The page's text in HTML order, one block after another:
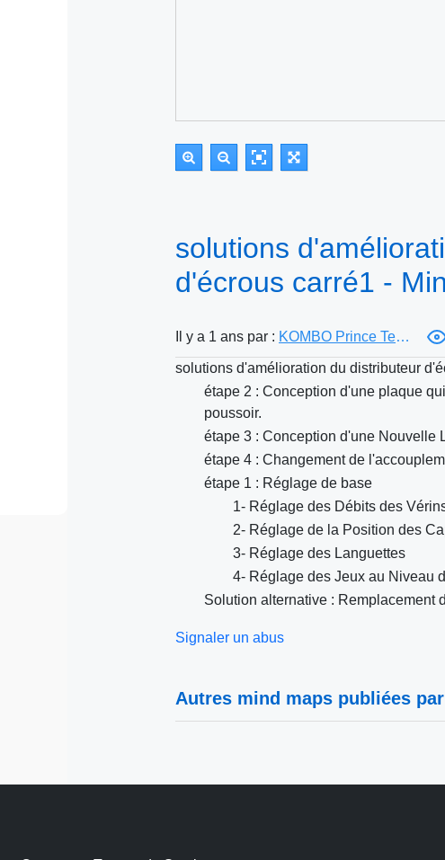
solutions
d'écrous carré1 -
Il y a 1 ans par : KOMBO Prince Tednelardan
solutions d'amélioration du distributeur
étape 2 : Conception d'une plaque
poussoir.
étape 3 : Conception d'une Nouvelle
étape 4 : Changement de
étape 1 : Réglage de base
1- Réglage des Débits des
2- Réglage de la Position des
3- Réglage des Languettes
4- Réglage des Jeux au Niveau
Solution alternative : Remplacement
Signaler un abus
Autres mind maps publiées